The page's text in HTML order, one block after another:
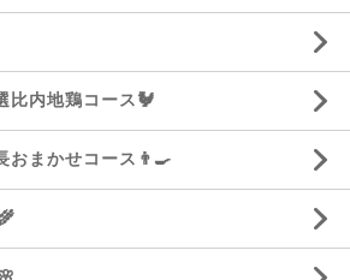
比内地鶏コース🐓
おまかせコース👨‍🍳